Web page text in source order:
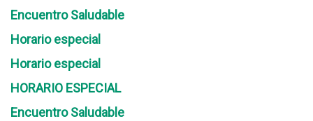
Encuentro Saludable
Horario especial
Horario especial
HORARIO ESPECIAL
Encuentro Saludable